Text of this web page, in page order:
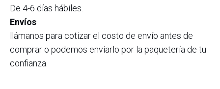
De 4-6 días hábiles.
Envíos
llámanos para cotizar el costo de envío antes de
comprar o podemos enviarlo por la paquetería de tu
confianza.